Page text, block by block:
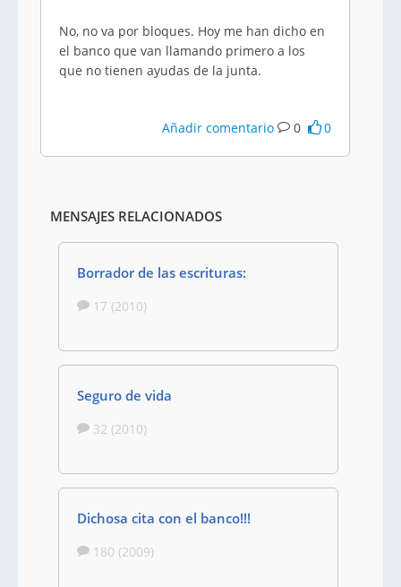
No, no va por bloques. Hoy me han dicho en
el banco que van llamando primero a los
que no tienen ayudas de la junta.
Añadir comentario 0 0
MENSAJES RELACIONADOS
Borrador de las escrituras:
17 (2010)
Seguro de vida
32 (2010)
Dichosa cita con el banco!!!
180 (2009)